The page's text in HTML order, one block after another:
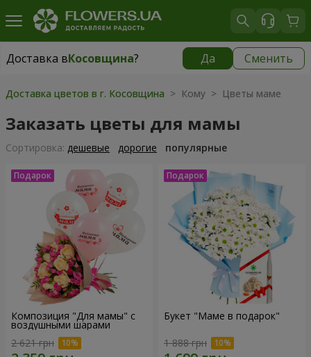
Доставка вКосовщина? Да Сменить
Доставка вКосовщина|
Доставка цветов в г. Косовщина > Кому > Цветы маме
Заказать цветы для мамы
Cортировка: дешевые дорогие популярные
Композиция "Для мамы" с
воздушными шарами
2 621 грн
Букет "Маме в подарок"
1 888 грн